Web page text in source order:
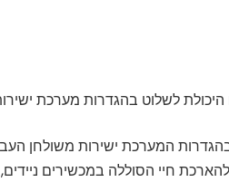
חיי הסוללה במכשירים ניידים,